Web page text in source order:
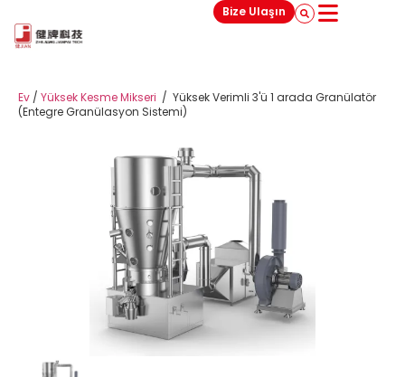
Bize Ulaşın
Ev / Yüksek Kesme Mikseri / Yüksek Verimli 3'ü 1 arada Granülatör
(Entegre Granülasyon Sistemi)